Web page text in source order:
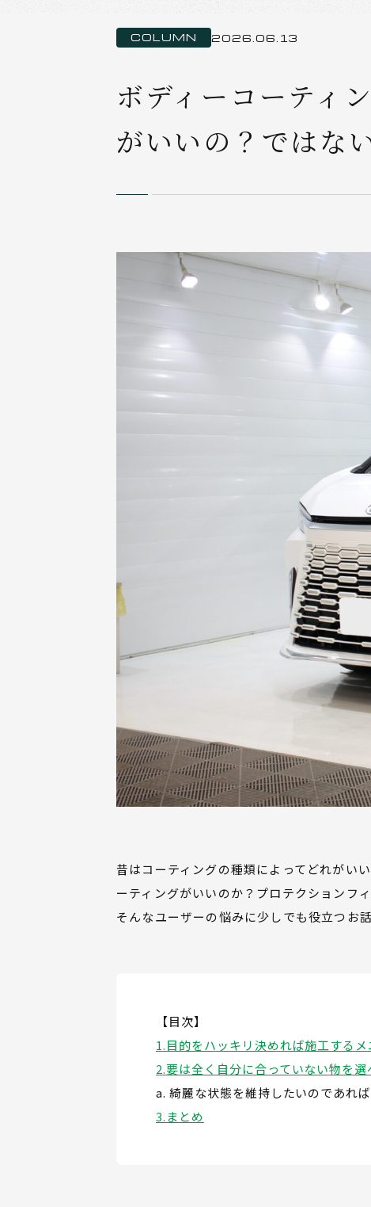
COLUMN 2026.06.13
ボディーコーティ
がいいの？ではな
昔はコーティングの種類によってどれがい
ーティングがいいのか？プロテクションフ
そんなユーザーの悩みに少しでも役立つお話
【目次】
目的をハッキリ決めれば施工するメ
要は全く自分に合っていない物を選
綺麗な状態を維持したいのであれ
まとめ